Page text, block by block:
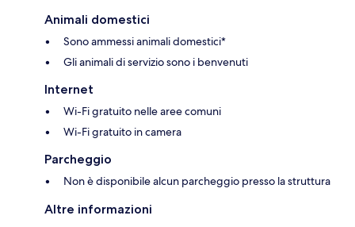
Animali domestici
Sono ammessi animali domestici*
Gli animali di servizio sono i benvenuti
Internet
Wi-Fi gratuito nelle aree comuni
Wi-Fi gratuito in camera
Parcheggio
Non è disponibile alcun parcheggio presso la struttura
Altre informazioni